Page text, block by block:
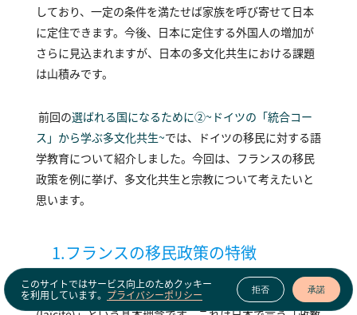
しており、一定の条件を満たせば家族を呼び寄せて日本
に定住できます。今後、日本に定住する外国人の増加が
さらに見込まれますが、日本の多文化共生における課題
は山積みです。
前回の選ばれる国になるために②～ドイツの「統合コー
ス」から学ぶ多文化共生～では、ドイツの移民に対する語
学教育について紹介しました。今回は、フランスの移民
政策を例に挙げ、多文化共生と宗教について考えたいと
思います。
１．フランスの移民政策の特徴
フランスの移民政策で特徴的なのは、「ライシテ
このサイトではサービス向上のためクッキー
を利用しています。 プライバシーポリシー 拒否 承諾